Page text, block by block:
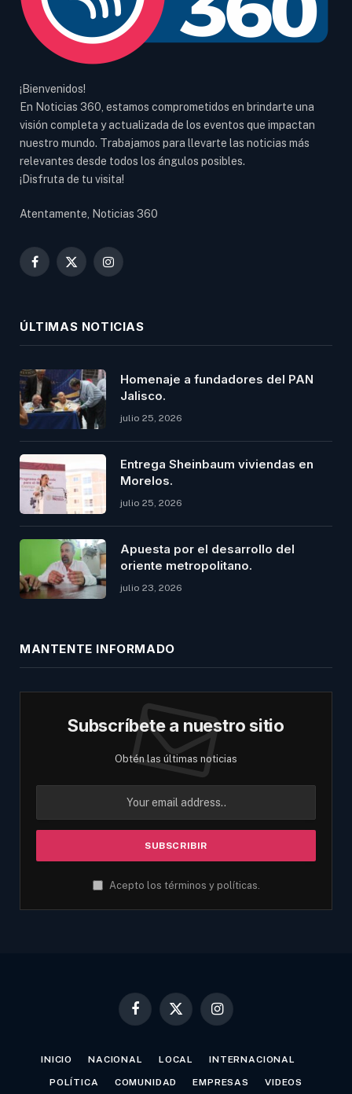
¡Bienvenidos!
En Noticias 360, estamos comprometidos en brindarte una
visión completa y actualizada de los eventos que impactan
nuestro mundo. Trabajamos para llevarte las noticias más
relevantes desde todos los ángulos posibles.
¡Disfruta de tu visita!
Atentamente, Noticias 360
Facebook
X
Instagram
ÚLTIMAS NOTICIAS
Homenaje a fundadores del PAN
Jalisco.
julio 25, 2026
Entrega Sheinbaum viviendas en
Morelos.
julio 25, 2026
Apuesta por el desarrollo del
oriente metropolitano.
julio 23, 2026
MANTENTE INFORMADO
Subscríbete a nuestro sitio
Obtén las últimas noticias
Acepto los términos y políticas.
Facebook
X
Instagram
INICIO NACIONAL LOCAL INTERNACIONAL
POLÍTICA COMUNIDAD EMPRESAS VIDEOS